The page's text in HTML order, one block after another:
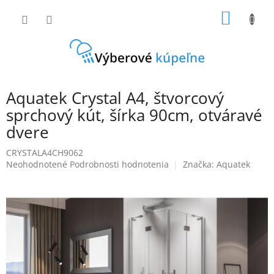
Aquatek Crystal A4, štvorcový
sprchový kút, šírka 90cm, otváravé
dvere
CRYSTALA4CH9062
Priemerné
je
0,0
hviezdičiek.
Neohodnotené Podrobnosti hodnotenia Značka: Aquatek